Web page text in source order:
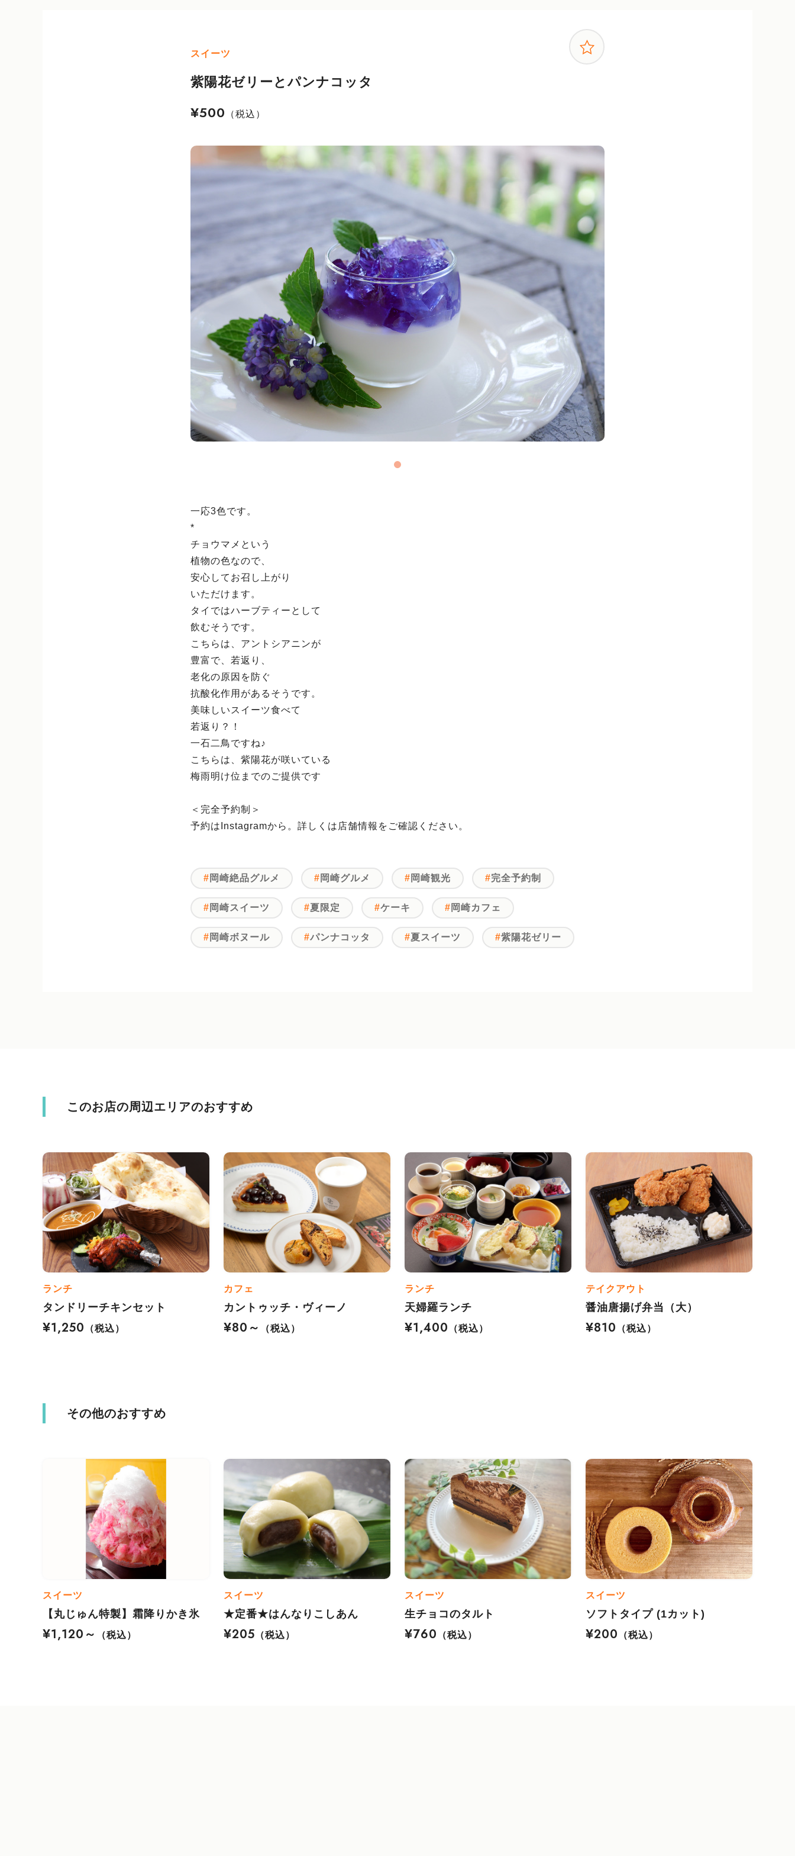
スイーツ
紫陽花ゼリーとパンナコッタ
¥500 （税込）
一応3色です。
*
チョウマメという
植物の色なので、
安心してお召し上がり
いただけます。
タイではハーブティーとして
飲むそうです。
こちらは、アントシアニンが
豊富で、若返り、
老化の原因を防ぐ
抗酸化作用があるそうです。
美味しいスイーツ食べて
若返り？！
一石二鳥ですね♪
こちらは、紫陽花が咲いている
梅雨明け位までのご提供です
＜完全予約制＞
予約はInstagramから。詳しくは店舗情報をご確認ください。
岡崎絶品グルメ 岡崎グルメ 岡崎観光 完全予約制
岡崎スイーツ 夏限定 ケーキ 岡崎カフェ
岡崎ボヌール パンナコッタ 夏スイーツ 紫陽花ゼリー
このお店の周辺エリアのおすすめ
ランチ
タンドリーチキンセット
¥1,250
（税込）
カフェ
カントゥッチ・ヴィーノ
¥80～
（税込）
ランチ
天婦羅ランチ
¥1,400
（税込）
テイクアウト
醤油唐揚げ弁当（大）
¥810
（税込）
その他のおすすめ
スイーツ
【丸じゅん特製】霜降りかき氷
¥1,120～
（税込）
スイーツ
★定番★はんなりこしあん
¥205 （税込）
スイーツ
生チョコのタルト
¥760
（税込）
スイーツ
ソフトタイプ (1カット)
¥200
（税込）